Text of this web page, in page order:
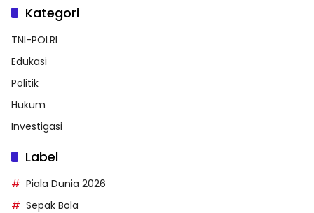
Kategori
TNI-POLRI
Edukasi
Politik
Hukum
Investigasi
Label
Piala Dunia 2026
Sepak Bola